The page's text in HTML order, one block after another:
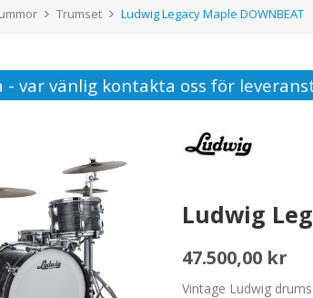
Trumset Ludwig Legacy Maple DOWNBEAT
- var vänlig kontakta oss för
Ludwig
47.500,00 kr
Vintage Ludwig